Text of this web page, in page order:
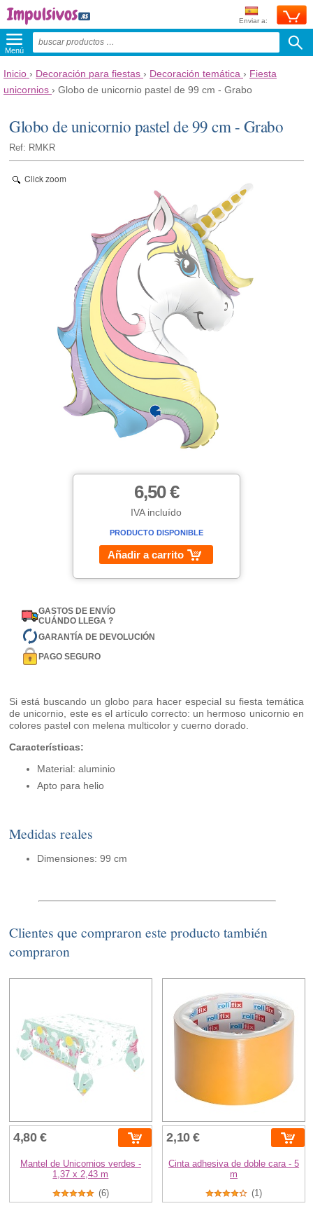
Enviar a:
Menú
Inicio › Decoración para fiestas › Decoración temática › Fiesta
unicornios › Globo de unicornio pastel de 99 cm - Grabo
Globo de unicornio pastel de 99 cm - Grabo
Ref: RMKR
Click zoom
6,50 €
IVA incluído
PRODUCTO DISPONIBLE
Añadir a carrito
GASTOS DE ENVÍO
CUÁNDO LLEGA ?
GARANTÍA DE DEVOLUCIÓN
PAGO SEGURO
Si está buscando un globo para hacer especial su fiesta temática
de unicornio, este es el artículo correcto: un hermoso unicornio en
colores pastel con melena multicolor y cuerno dorado.
Características:
Material: aluminio
Apto para helio
Medidas reales
Dimensiones: 99 cm
Clientes que compraron este producto también
compraron
4,80 €
Mantel de Unicornios verdes -
1,37 x 2,43 m
(6)
2,10 €
Cinta adhesiva de doble cara - 5
m
(1)